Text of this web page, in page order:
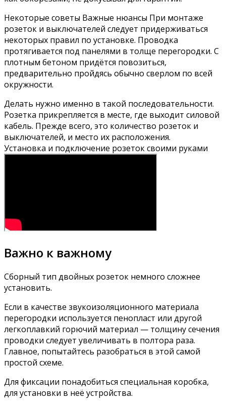
Некоторые советы Важные нюансы При монтаже
розеток и выключателей следует придерживаться
некоторых правил по установке. Проводка
протягивается под панелями в толще перегородки. С
плотным бетоном придётся повозиться,
предварительно пройдясь обычно сверлом по всей
окружности.
Делать нужно именно в такой последовательности.
Розетка прикрепляется в месте, где выходит силовой
кабель. Прежде всего, это количество розеток и
выключателей, и место их расположения.
Установка и подключение розеток своими руками
Важно к важному
Сборный тип двойных розеток немного сложнее
установить.
Если в качестве звукоизоляционного материала
перегородки используется пенопласт или другой
легкоплавкий горючий материал — толщину сечения
проводки следует увеличивать в полтора раза.
Главное, попытайтесь разобраться в этой самой
простой схеме.
Для фиксации понадобиться специальная коробка,
для установки в неё устройства.